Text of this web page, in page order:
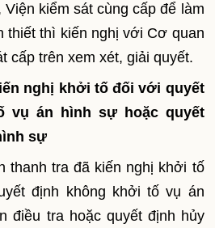
kiểm sát cùng cấp để làm
thiết thì kiến nghị với Cơ quan
cấp trên xem xét, giải quyết.
nghị khởi tố đối với quyết
vụ án hình sự hoặc quyết
sự
thanh tra đã kiến nghị khởi tố
định không khởi tố vụ án
điều tra hoặc quyết định hủy